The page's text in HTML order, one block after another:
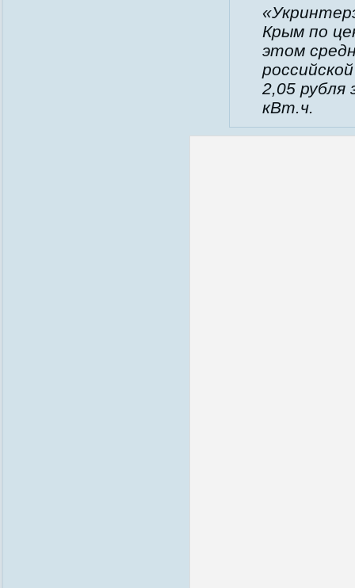
Крым по
этом
2,05 рубля
кВт.ч.